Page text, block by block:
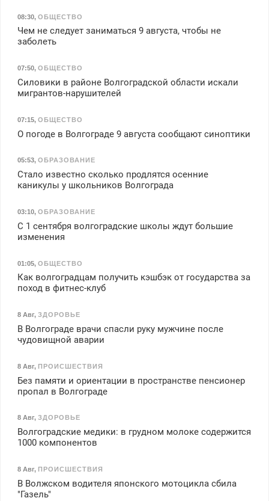
08:30, ОБЩЕСТВО
Чем не следует заниматься 9 августа, чтобы не
заболеть
07:50, ОБЩЕСТВО
Силовики в районе Волгоградской области искали
мигрантов-нарушителей
07:15, ОБЩЕСТВО
О погоде в Волгограде 9 августа сообщают синоптики
05:53, ОБРАЗОВАНИЕ
Стало известно сколько продлятся осенние
каникулы у школьников Волгограда
03:10, ОБРАЗОВАНИЕ
С 1 сентября волгоградские школы ждут большие
изменения
01:05, ОБЩЕСТВО
Как волгоградцам получить кэшбэк от государства за
поход в фитнес-клуб
8 Авг, ЗДОРОВЬЕ
В Волгограде врачи спасли руку мужчине после
чудовищной аварии
8 Авг, ПРОИСШЕСТВИЯ
Без памяти и ориентации в пространстве пенсионер
пропал в Волгограде
8 Авг, ЗДОРОВЬЕ
Волгоградские медики: в грудном молоке содержится
1000 компонентов
8 Авг, ПРОИСШЕСТВИЯ
В Волжском водителя японского мотоцикла сбила
"Газель"